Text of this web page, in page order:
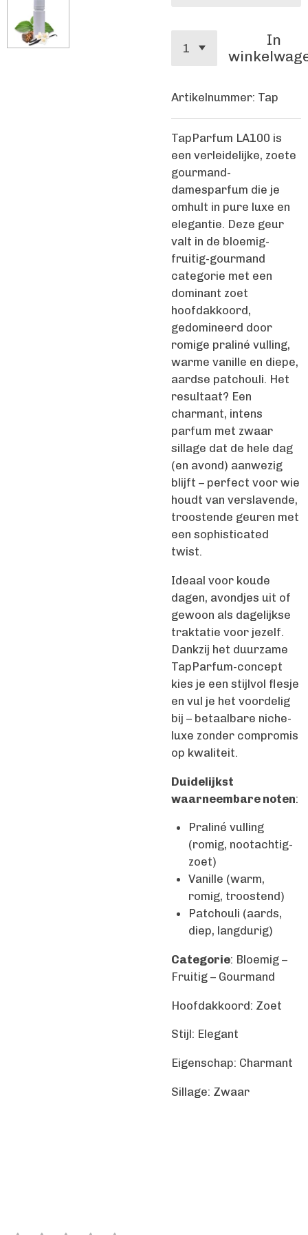
In
Artikelnummer: Tap
TapParfum LA100 is
een verleidelijke, zoete
gourmand-
damesparfum die je
omhult in pure luxe en
elegantie. Deze geur
valt in de bloemig-
fruitig-gourmand
categorie met een
dominant zoet
hoofdakkoord,
gedomineerd door
romige praliné vulling,
warme vanille en diepe,
aardse patchouli. Het
resultaat? Een
charmant, intens
parfum met zwaar
sillage dat de hele dag
(en avond) aanwezig
blijft – perfect voor wie
houdt van verslavende,
troostende geuren met
een sophisticated
twist.
Ideaal voor koude
dagen, avondjes uit of
gewoon als dagelijkse
traktatie voor jezelf.
Dankzij het duurzame
TapParfum-concept
kies je een stijlvol flesje
en vul je het voordelig
bij – betaalbare niche-
luxe zonder compromis
op kwaliteit.
Duidelijkst
waarneembare noten:
Praliné vulling
(romig, nootachtig-
zoet)
Vanille (warm,
romig, troostend)
Patchouli (aards,
diep, langdurig)
Categorie: Bloemig –
Fruitig – Gourmand
Hoofdakkoord: Zoet
Stijl: Elegant
Eigenschap: Charmant
Sillage: Zwaar